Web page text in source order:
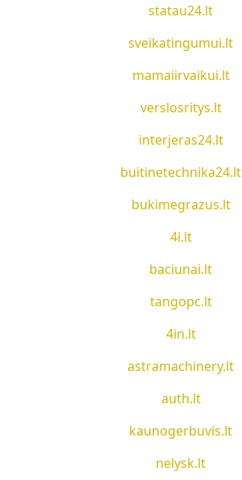
statau24.lt
sveikatingumui.lt
mamaiirvaikui.lt
verslosritys.lt
interjeras24.lt
buitinetechnika24.lt
bukimegrazus.lt
4i.lt
baciunai.lt
tangopc.lt
4in.lt
astramachinery.lt
auth.lt
kaunogerbuvis.lt
nelysk.lt